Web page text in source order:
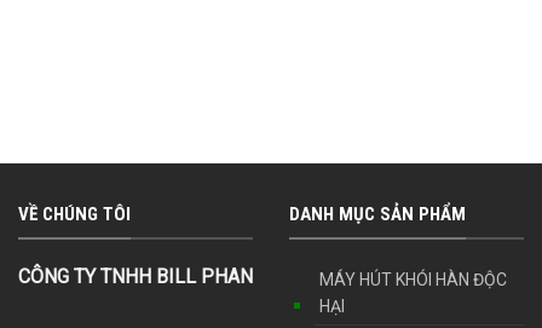
VỀ CHÚNG TÔI
CÔNG TY TNHH BILL PHAN
DANH MỤC SẢN PHẨM
MÁY HÚT KHÓI HÀN ĐỘC
HẠI